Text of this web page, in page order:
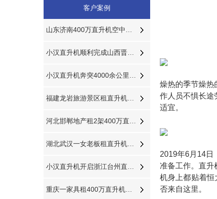
客户案例
燥热的季节燥热
作人员不惧长途
适宜。
2019年6月14日
准备工作。直升
机身上都贴着恒
否来自这里。